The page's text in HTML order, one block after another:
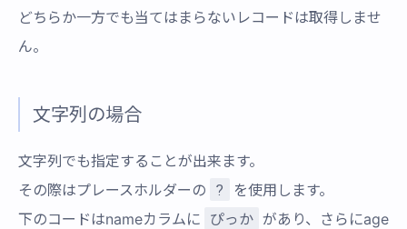
どちらか一方でも当てはまらないレコードは取得しませ
ん。
文字列の場合
文字列でも指定することが出来ます。
その際はプレースホルダーの ?
を使用します。
下のコードはnameカラムに ぴっか があり、さらにage